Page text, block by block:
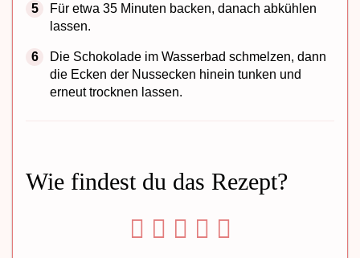
Für etwa 35 Minuten backen, danach abkühlen
lassen.
Die Schokolade im Wasserbad schmelzen, dann
die Ecken der Nussecken hinein tunken und
erneut trocknen lassen.
Wie findest du das Rezept?